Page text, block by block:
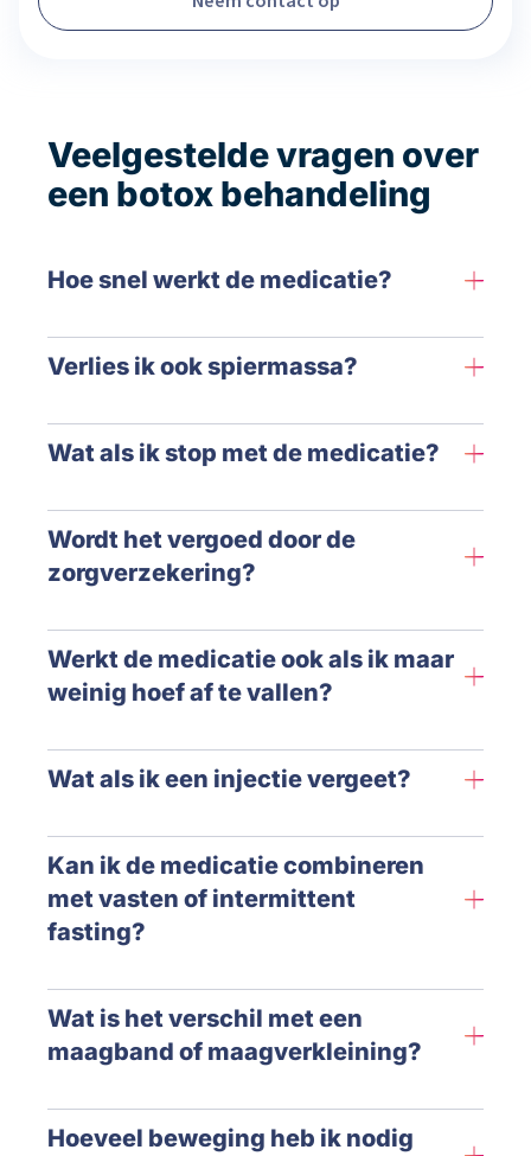
Veelgestelde vragen over
een botox behandeling
Hoe snel werkt de medicatie?
Verlies ik ook spiermassa?
Wat als ik stop met de medicatie?
Wordt het vergoed door de
zorgverzekering?
Werkt de medicatie ook als ik maar
weinig hoef af te vallen?
Wat als ik een injectie vergeet?
Kan ik de medicatie combineren
met vasten of intermittent
fasting?
Wat is het verschil met een
maagband of maagverkleining?
Hoeveel beweging heb ik nodig